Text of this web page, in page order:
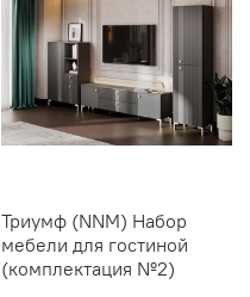
Триумф (NNM) Набор
мебели для гостиной
(комплектация №2)